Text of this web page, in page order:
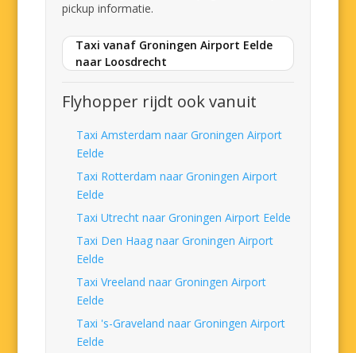
pickup informatie.
Taxi vanaf Groningen Airport Eelde
naar Loosdrecht
Flyhopper rijdt ook vanuit
Taxi Amsterdam naar Groningen Airport
Eelde
Taxi Rotterdam naar Groningen Airport
Eelde
Taxi Utrecht naar Groningen Airport Eelde
Taxi Den Haag naar Groningen Airport
Eelde
Taxi Vreeland naar Groningen Airport
Eelde
Taxi 's-Graveland naar Groningen Airport
Eelde